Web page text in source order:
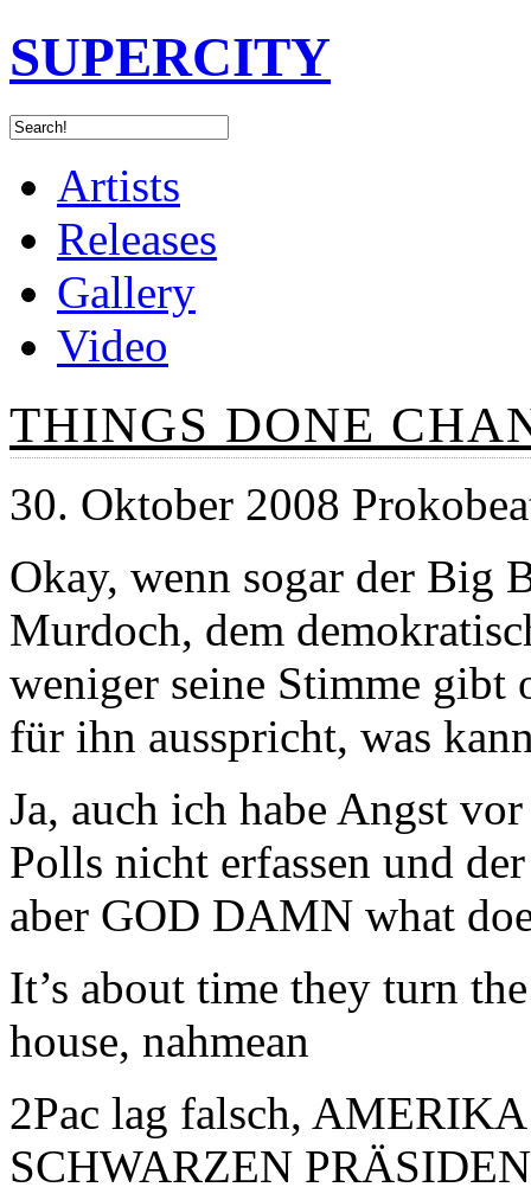
SUPERCITY
Artists
Releases
Gallery
Video
THINGS DONE
30. Oktober 2008
Okay, wenn sogar der Big
Murdoch, dem
weniger seine Stimme gibt
für ihn ausspricht, was
Ja, auch ich habe Angst
Polls nicht erfassen und
aber GOD DAMN what
It’s about time they turn
house, nahmean
2Pac lag falsch,
SCHWARZEN